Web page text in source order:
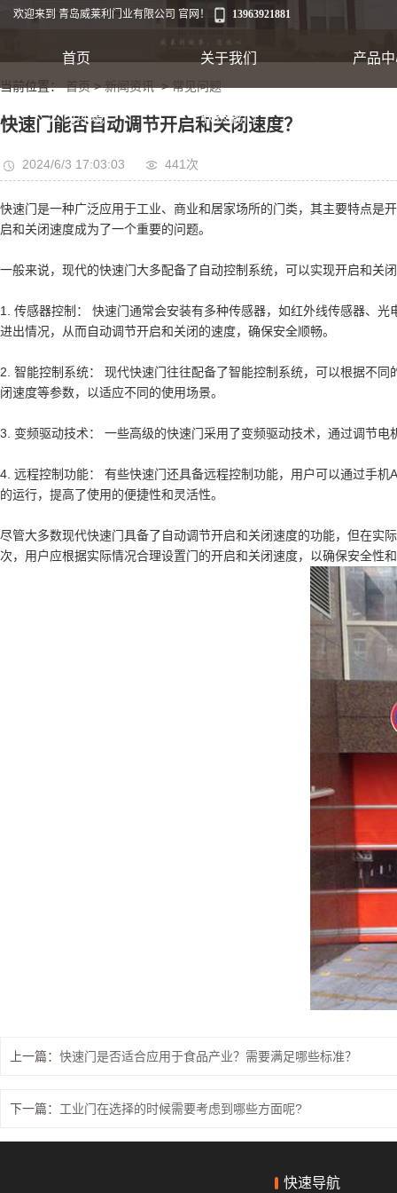
欢迎来到 青岛威莱利门业有限公司 官网！ 13963921881
首页 关于我们 产品
快速软帘门
钢制防火门
感应门
防盗门
伸缩门
肯德基门
铝艺门.围栏
公司环境 联系我们
当前位置：首页>新闻资讯>常见问题
快速门能否自动调节开启和关闭速度？
2024/6/3 17:03:03 441次
快速门是一种广泛应用于工业、商业和居家场所的门类，其主要特点是
启和关闭速度成为了一个重要的问题。
一般来说，现代的快速门大多配备了自动控制系统，可以实现开启和关
1. 传感器控制： 快速门通常会安装有多种传感器，如红外线传感器、
进出情况，从而自动调节开启和关闭的速度，确保安全顺畅。
2. 智能控制系统： 现代快速门往往配备了智能控制系统，可以根据不
闭速度等参数，以适应不同的使用场景。
3. 变频驱动技术： 一些高级的快速门采用了变频驱动技术，通过调节
4. 远程控制功能： 有些快速门还具备远程控制功能，用户可以通过手
的运行，提高了使用的便捷性和灵活性。
尽管大多数现代快速门具备了自动调节开启和关闭速度的功能，但在实
次，用户应根据实际情况合理设置门的开启和关闭速度，以确保安全性
上一篇： 快速门是否适合应用于食品产业？需要满足哪些标准？
下一篇： 工业门在选择的时候需要考虑到哪些方面呢?
快速导航